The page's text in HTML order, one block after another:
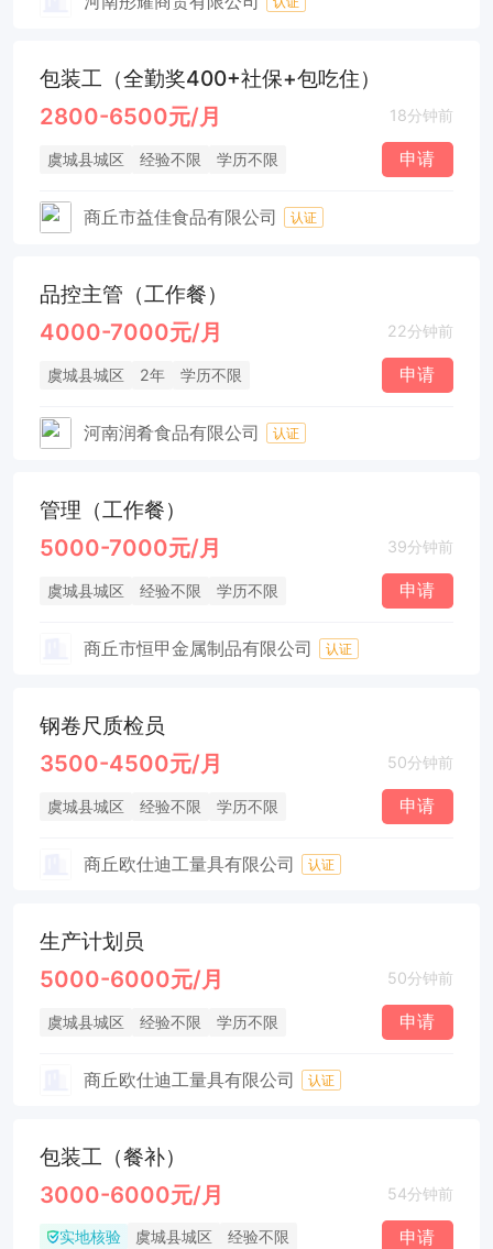
包装工（全勤奖400+社保+包吃住）
2800-6500元/月 18分钟前
虞城县城区 经验不限 学历不限 申请
商丘市益佳食品有限公司 认证
品控主管（工作餐）
4000-7000元/月 22分钟前
虞城县城区 2年 学历不限 申请
河南润肴食品有限公司 认证
管理（工作餐）
5000-7000元/月 39分钟前
虞城县城区 经验不限 学历不限 申请
商丘市恒甲金属制品有限公司 认证
钢卷尺质检员
3500-4500元/月 50分钟前
虞城县城区 经验不限 学历不限 申请
商丘欧仕迪工量具有限公司 认证
生产计划员
5000-6000元/月 50分钟前
虞城县城区 经验不限 学历不限 申请
商丘欧仕迪工量具有限公司 认证
包装工（餐补）
3000-6000元/月 54分钟前
实地核验 虞城县城区
经验不限
申请